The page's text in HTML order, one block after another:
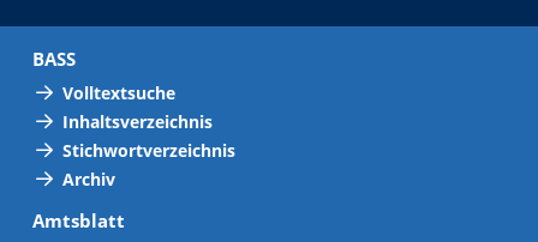
BASS
Volltextsuche
Inhaltsverzeichnis
Stichwortverzeichnis
Archiv
Amtsblatt